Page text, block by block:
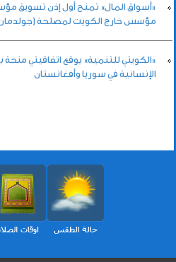
«أسواق المال» تمنح أول إذن تسويق
مؤسس خارج الكويت لمصلحة
الإنسانية في سوريا وأفغانستان